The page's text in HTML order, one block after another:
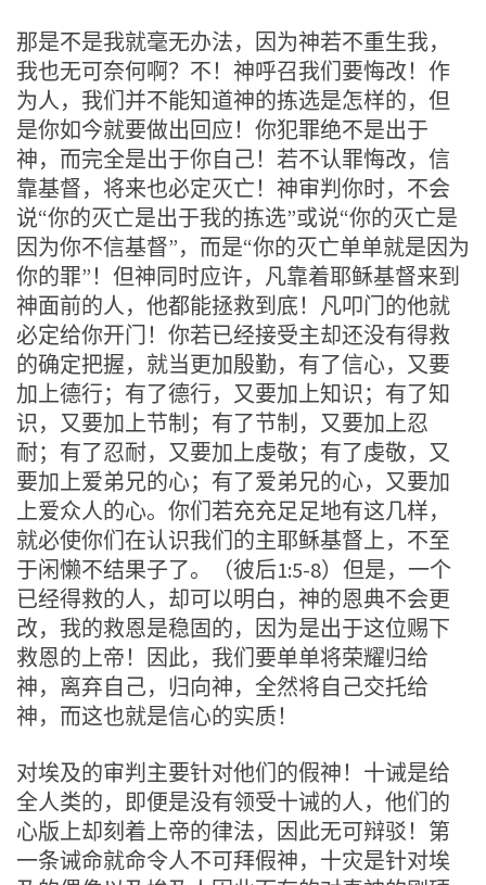
那是不是我就毫无办法，因为神若不重生我，
我也无可奈何啊？不！神呼召我们要悔改！作
为人，我们并不能知道神的拣选是怎样的，但
是你如今就要做出回应！你犯罪绝不是出于
神，而完全是出于你自己！若不认罪悔改，信
靠基督，将来也必定灭亡！神审判你时，不会
说“你的灭亡是出于我的拣选”或说“你的灭亡是
因为你不信基督”，而是“你的灭亡单单就是因为
你的罪”！但神同时应许，凡靠着耶稣基督来到
神面前的人，他都能拯救到底！凡叩门的他就
必定给你开门！你若已经接受主却还没有得救
的确定把握，就当更加殷勤，有了信心，又要
加上德行；有了德行，又要加上知识；有了知
识，又要加上节制；有了节制，又要加上忍
耐；有了忍耐，又要加上虔敬；有了虔敬，又
要加上爱弟兄的心；有了爱弟兄的心，又要加
上爱众人的心。你们若充充足足地有这几样，
就必使你们在认识我们的主耶稣基督上，不至
于闲懒不结果子了。（彼后1:5-8）但是，一个
已经得救的人，却可以明白，神的恩典不会更
改，我的救恩是稳固的，因为是出于这位赐下
救恩的上帝！因此，我们要单单将荣耀归给
神，离弃自己，归向神，全然将自己交托给
神，而这也就是信心的实质！
对埃及的审判主要针对他们的假神！十诫是给
全人类的，即便是没有领受十诫的人，他们的
心版上却刻着上帝的律法，因此无可辩驳！第
一条诫命就命令人不可拜假神，十灾是针对埃